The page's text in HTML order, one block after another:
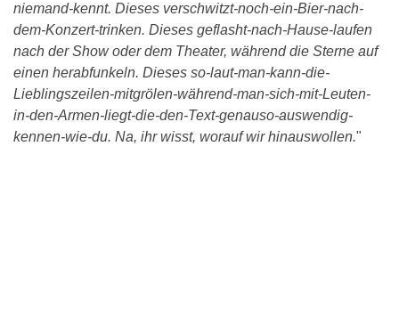
niemand-kennt. Dieses verschwitzt-noch-ein-Bier-nach-
dem-Konzert-trinken. Dieses geflasht-nach-Hause-laufen
nach der Show oder dem Theater, während die Sterne auf
einen herabfunkeln. Dieses so-laut-man-kann-die-
Lieblingszeilen-mitgrölen-während-man-sich-mit-Leuten-
in-den-Armen-liegt-die-den-Text-genauso-auswendig-
kennen-wie-du. Na, ihr wisst, worauf wir hinauswollen."